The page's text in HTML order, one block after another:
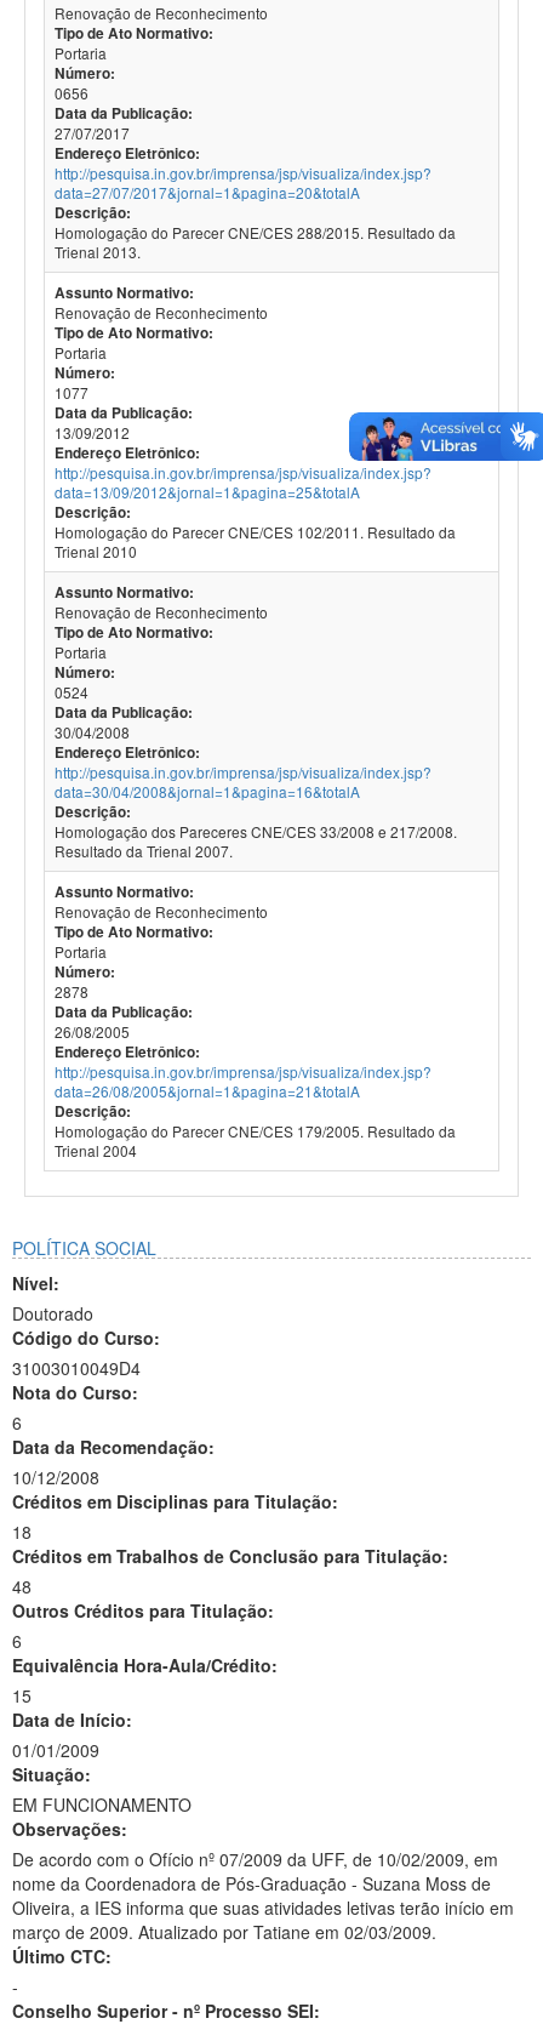
Renovação de Reconhecimento
Tipo de Ato Normativo:
Portaria
Número:
0656
Data da Publicação:
27/07/2017
Endereço Eletrônico:
http://pesquisa.in.gov.br/imprensa/jsp/visualiza/index.jsp?
data=27/07/2017&jornal=1&pagina=20&totalA
Descrição:
Homologação do Parecer CNE/CES 288/2015. Resultado da
Trienal 2013.
Assunto Normativo:
Renovação de Reconhecimento
Tipo de Ato Normativo:
Portaria
Número:
1077
Data da Publicação:
13/09/2012
Endereço Eletrônico:
http://pesquisa.in.gov.br/imprensa/jsp/visualiza/index.jsp?
data=13/09/2012&jornal=1&pagina=25&totalA
Descrição:
Homologação do Parecer CNE/CES 102/2011. Resultado da
Trienal 2010
Assunto Normativo:
Renovação de Reconhecimento
Tipo de Ato Normativo:
Portaria
Número:
0524
Data da Publicação:
30/04/2008
Endereço Eletrônico:
http://pesquisa.in.gov.br/imprensa/jsp/visualiza/index.jsp?
data=30/04/2008&jornal=1&pagina=16&totalA
Descrição:
Homologação dos Pareceres CNE/CES 33/2008 e 217/2008.
Resultado da Trienal 2007.
Assunto Normativo:
Renovação de Reconhecimento
Tipo de Ato Normativo:
Portaria
Número:
2878
Data da Publicação:
26/08/2005
Endereço Eletrônico:
http://pesquisa.in.gov.br/imprensa/jsp/visualiza/index.jsp?
data=26/08/2005&jornal=1&pagina=21&totalA
Descrição:
Homologação do Parecer CNE/CES 179/2005. Resultado da
Trienal 2004
POLÍTICA SOCIAL
Nível:
Doutorado
Código do Curso:
31003010049D4
Nota do Curso:
6
Data da Recomendação:
10/12/2008
Créditos em Disciplinas para Titulação:
18
Créditos em Trabalhos de Conclusão para Titulação:
48
Outros Créditos para Titulação:
6
Equivalência Hora-Aula/Crédito:
15
Data de Início:
01/01/2009
Situação:
EM FUNCIONAMENTO
Observações:
De acordo com o Ofício nº 07/2009 da UFF, de 10/02/2009, em
nome da Coordenadora de Pós-Graduação - Suzana Moss de
Oliveira, a IES informa que suas atividades letivas terão início em
março de 2009. Atualizado por Tatiane em 02/03/2009.
Último CTC:
-
Conselho Superior - nº Processo SEI: